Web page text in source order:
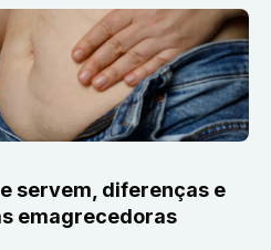
servem, diferenças e
emagrecedoras